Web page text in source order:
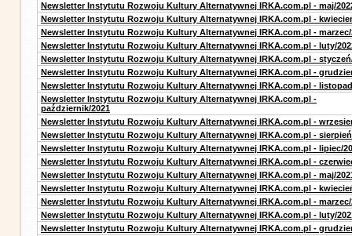
Newsletter Instytutu Rozwoju Kultury Alternatywnej IRKA.com.pl - maj/
Newsletter Instytutu Rozwoju Kultury Alternatywnej IRKA.com.pl -
Newsletter Instytutu Rozwoju Kultury Alternatywnej IRKA.com.pl - marzec/
Newsletter Instytutu Rozwoju Kultury Alternatywnej IRKA.com.pl - luty/
Newsletter Instytutu Rozwoju Kultury Alternatywnej IRKA.com.pl -
Newsletter Instytutu Rozwoju Kultury Alternatywnej IRKA.com.pl -
Newsletter Instytutu Rozwoju Kultury Alternatywnej IRKA.com.pl -
Newsletter Instytutu Rozwoju Kultury Alternatywnej IRKA.com.pl -
październik/2021
Newsletter Instytutu Rozwoju Kultury Alternatywnej IRKA.com.pl -
Newsletter Instytutu Rozwoju Kultury Alternatywnej IRKA.com.pl -
Newsletter Instytutu Rozwoju Kultury Alternatywnej IRKA.com.pl - lipiec/
Newsletter Instytutu Rozwoju Kultury Alternatywnej IRKA.com.pl -
Newsletter Instytutu Rozwoju Kultury Alternatywnej IRKA.com.pl - maj/
Newsletter Instytutu Rozwoju Kultury Alternatywnej IRKA.com.pl -
Newsletter Instytutu Rozwoju Kultury Alternatywnej IRKA.com.pl - marzec/
Newsletter Instytutu Rozwoju Kultury Alternatywnej IRKA.com.pl - luty/
Newsletter Instytutu Rozwoju Kultury Alternatywnej IRKA.com.pl -